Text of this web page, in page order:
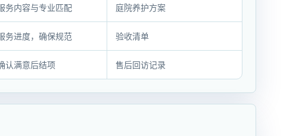
务内容与专业匹配 庭院养护方案
务进度，确保规范 验收清单
认满意后结项 售后回访记录